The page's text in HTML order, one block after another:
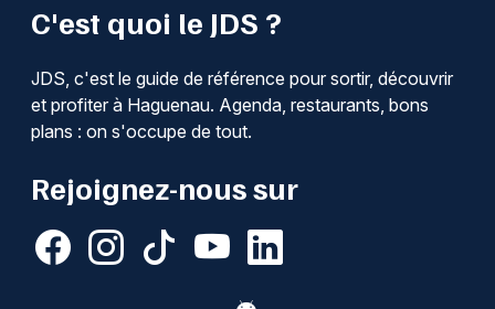
C'est quoi le JDS ?
JDS, c'est le guide de référence pour sortir, découvrir
et profiter à Haguenau. Agenda, restaurants, bons
plans : on s'occupe de tout.
Rejoignez-nous sur